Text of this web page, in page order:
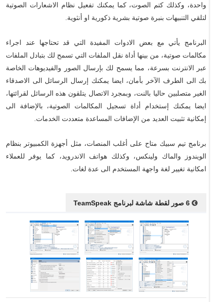
واحدة، وكذلك كتم الصوت، كما يمكنك تفعيل نظام الاشعارات الصوتية
لتلقي التنبيهات بنبرة صوتية بشرية ذكورية او أنثوية.
البرنامج يأتي مع بعض الادوات المفيدة التي قد تحتاجها عند اجراء
مكالمات صوتية، من بينها أداة نقل الملفات التي تسمح لك بتبادل الملفات
عبر الانترنت بسرعة، مما يسمح لك بإرسال الصور والفيديوهات الخاصة
بك الى الطرف الآخر بأمان، ايضا يمكنك إرسال الرسائل الى الاصدقاء
الغير متصلبين حاليا بالنت، وبمجرد الاتصال يتلقون هذه الرسائل لقرائتها،
ايضا يمكنك إستخدام أداة تسجيل المكالمات الصوتية، بالإضافة الى
إمكانية تثبيت العديد من الإضافات المساعدة متعددت الخدمات.
برنامج تيم سبيك متاح على أغلب المنصات، مثل أجهزة الكمبيوتر بنظام
الويندوز والماك ولينكس، وكذلك هواتف الاندرويد، كما يوفر للعملاء
امكانية تغيير لغة واجهة المستخدم الى عدة لغات.
6 صور لقطة شاشة لبرنامج TeamSpeak